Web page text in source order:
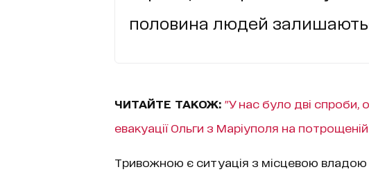
половина людей
ЧИТАЙТЕ ТАКОЖ: "У нас було дві спроби,
евакуації Ольги з Маріуполя на
Тривожною є ситуація з місцевою владою